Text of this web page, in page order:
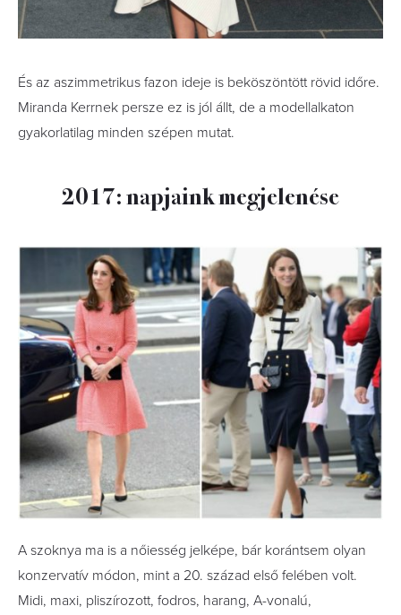
És az aszimmetrikus fazon ideje is beköszöntött rövid időre.
Miranda Kerrnek persze ez is jól állt, de a modellalkaton
gyakorlatilag minden szépen mutat.
2017: napjaink megjelenése
A szoknya ma is a nőiesség jelképe, bár korántsem olyan
konzervatív módon, mint a 20. század első felében volt.
Midi, maxi, pliszírozott, fodros, harang, A-vonalú,